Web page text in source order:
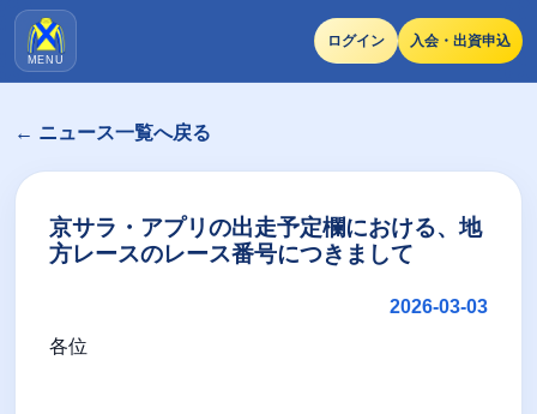
MENU
ログイン 入会・出資申込
← ニュース一覧へ戻る
京サラ・アプリの出走予定欄における、地
方レースのレース番号につきまして
2026-03-03
各位